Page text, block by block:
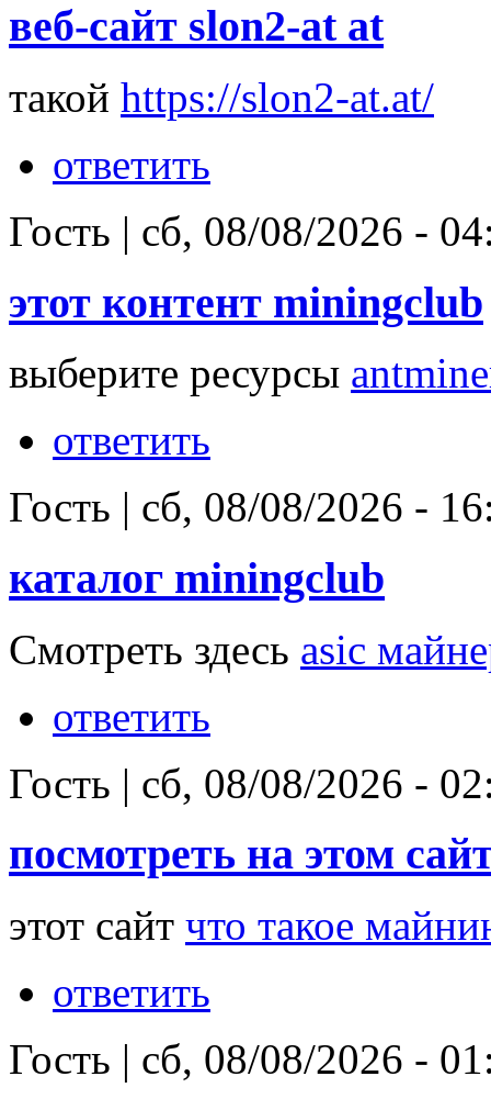
веб-сайт slon2-at at
такой https://slon2-at.at/
ответить
Гость | сб, 08/08/2026 -
этот контент miningclub
выберите ресурсы
ответить
Гость | сб, 08/08/2026 -
каталог miningclub
Смотреть здесь asic
ответить
Гость | сб, 08/08/2026 -
посмотреть на этом
этот сайт что такое
ответить
Гость | сб, 08/08/2026 -